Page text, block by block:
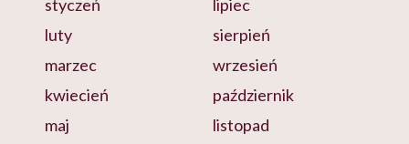
styczeń
luty
marzec
kwiecień
maj
lipiec
sierpień
wrzesień
październik
listopad